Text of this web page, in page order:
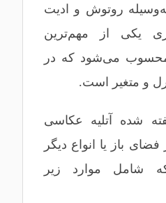
روتوش و ادیت
یکی از مهم‌ترین
می‌شود که در
و متغیر است.
شده آتلیه عکاسی
باز یا انواع دیگر
شامل موارد زیر